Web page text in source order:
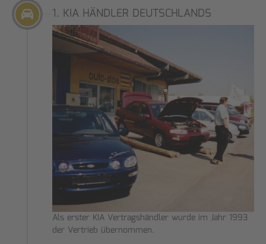
1. KIA HÄNDLER DEUTSCHLANDS
Als erster KIA Vertragshändler wurde im Jahr 1993
der Vertrieb übernommen.